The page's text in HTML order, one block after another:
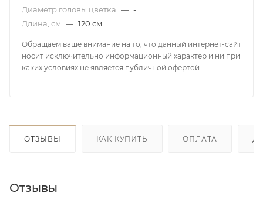
Диаметр головы цветка — -
Длина, см — 120 см
Обращаем ваше внимание на то, что данный интернет-сайт
носит исключительно информационный характер и ни при
каких условиях не является публичной офертой
ОТЗЫВЫ КАК КУПИТЬ ОПЛАТА
Отзывы